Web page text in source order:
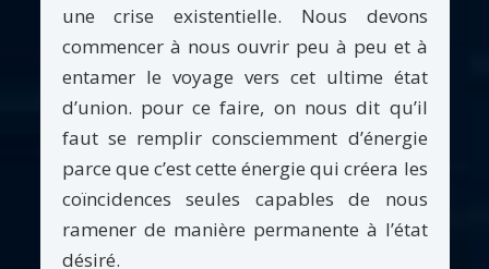
une crise existentielle. Nous devons
commencer à nous ouvrir peu à peu et à
entamer le voyage vers cet ultime état
d’union. pour ce faire, on nous dit qu’il
faut se remplir consciemment d’énergie
parce que c’est cette énergie qui créera les
coïncidences seules capables de nous
ramener de manière permanente à l’état
désiré.